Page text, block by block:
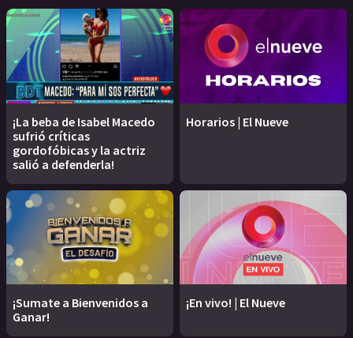
¡La beba de Isabel Macedo
sufrió críticas
gordofóbicas y la actriz
salió a defenderla!
Horarios | El Nueve
¡Sumate a Bienvenidos a
Ganar!
¡En vivo! | El Nueve